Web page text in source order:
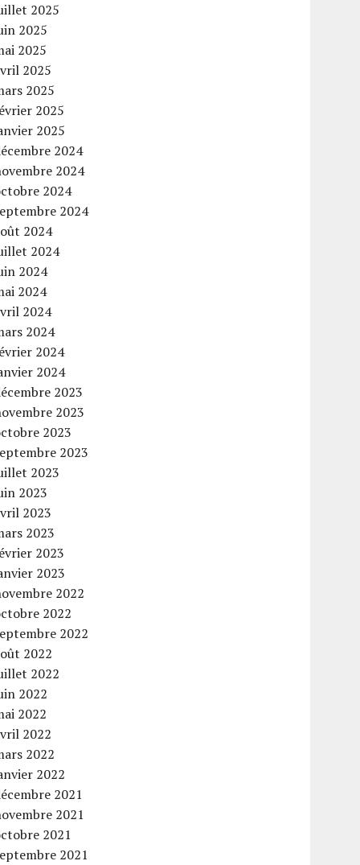
2025
2025
2025
2025
2025
2025
2025
2024
2024
2024
2024
2024
2024
2024
2024
2024
2024
2024
2024
2023
2023
2023
2023
2023
2023
2023
2023
2023
2023
2022
2022
2022
2022
2022
2022
2022
2022
2022
2022
2021
2021
2021
2021